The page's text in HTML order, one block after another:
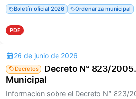
Boletín oficial 2026 Ordenanza municipal
PDF
26 de junio de 2026
Decretos
Decreto N° 823/
Municipal
Información sobre el Decreto N° 823/